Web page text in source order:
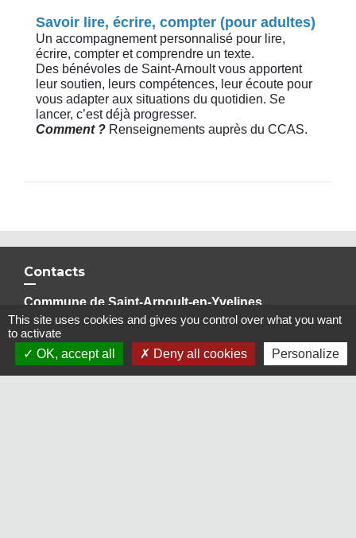
Savoir lire, écrire, compter (pour adultes)
Un accompagnement personnalisé pour lire,
écrire, compter et comprendre un texte.
Des bénévoles de Saint-Arnoult vous apportent
leur soutien, leurs compétences, leur écoute pour
vous adapter aux situations du quotidien. Se
lancer, c’est déjà progresser.
Comment ? Renseignements auprès du CCAS.
Contacts
Commune de Saint-Arnoult-en-Yvelines
Place du Jeu de Paume
78730 Saint-Arnoult-en-Yvelines - FRANCE
+33 1 30 88 25 25
Contact par formulaire
This site uses cookies and gives you control over what you want
to activate
OK, accept all
Deny all cookies Personalize